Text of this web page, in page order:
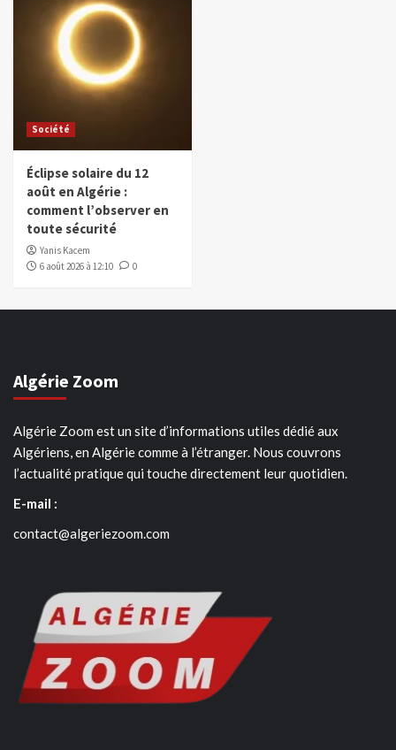
Société
Éclipse solaire du 12
août en Algérie :
comment l’observer en
toute sécurité
Yanis Kacem
6 août 2026 à 12:10
0
Algérie Zoom
Algérie Zoom est un site d’informations utiles dédié aux
Algériens, en Algérie comme à l’étranger. Nous couvrons
l’actualité pratique qui touche directement leur quotidien.
E-mail :
contact@algeriezoom.com